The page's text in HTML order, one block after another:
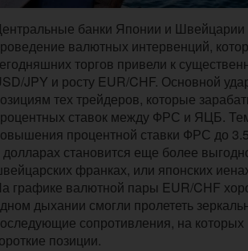
банки Японии и Швейцарии
валютных интервенций,
торгов привели к
JPY и росту EUR/CHF. Основной
тех трейдеров, которые
ставок между ФРС и ЯЦБ.
процентной ставки ФРС до
долларах становится еще более
франках, или японских
графике валютной пары EUR/CHF
дыхании смогли пролететь
сопротивления, на
позиции.